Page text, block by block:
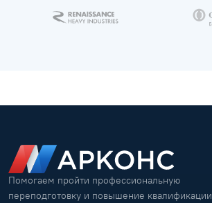
Помогаем пройти профессиональную
переподготовку и повышение квалификации